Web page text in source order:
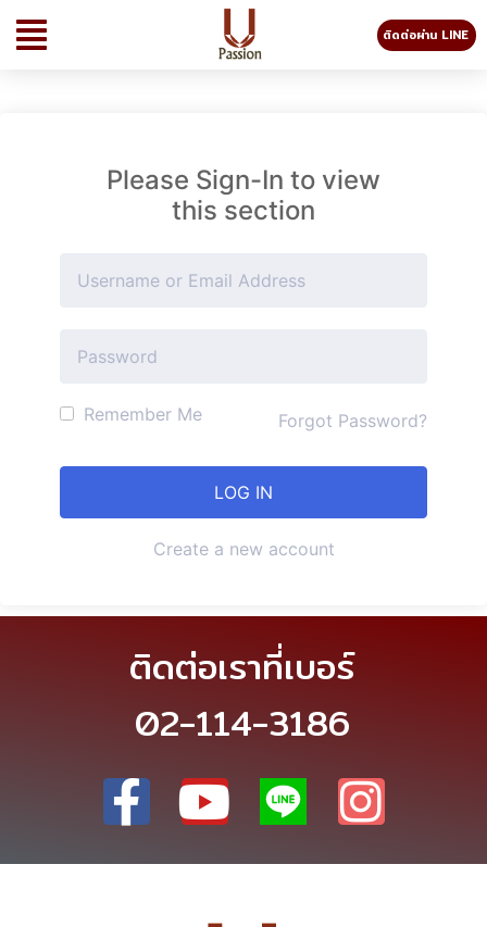
ติดต่อผ่าน LINE
Please Sign-In to view
this section
Remember Me Forgot Password?
Create a new account
ติดต่อเราที่เบอร์
02-114-3186